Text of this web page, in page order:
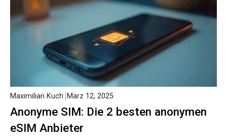
Anonyme SIM: Die 2 besten anonymen
eSIM Anbieter
Maximilian Kuch März 12, 2025